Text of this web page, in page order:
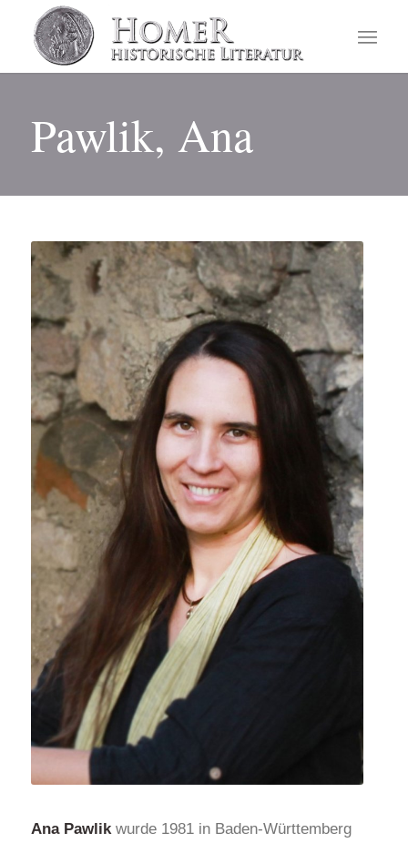
Pawlik, Ana
Ana Pawlikwurde 1981 in Baden-Württemberg